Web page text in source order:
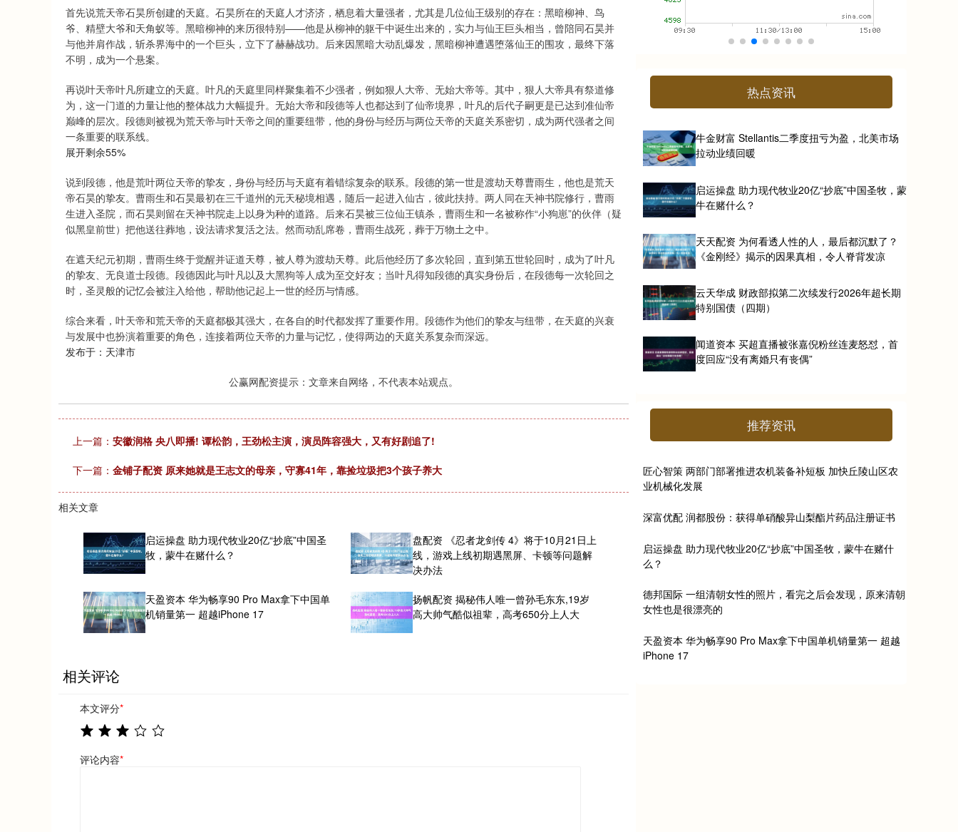
首先说荒天帝石昊所创建的天庭。石昊所在的天庭人才济济，栖息着大量强者，尤其是几位仙王级别的存在：黑暗柳神、鸟
爷、精壁大爷和天角蚁等。黑暗柳神的来历很特别——他是从柳神的躯干中诞生出来的，实力与仙王巨头相当，曾陪同石昊并
与他并肩作战，斩杀界海中的一个巨头，立下了赫赫战功。后来因黑暗大动乱爆发，黑暗柳神遭遇堕落仙王的围攻，最终下落
不明，成为一个悬案。
再说叶天帝叶凡所建立的天庭。叶凡的天庭里同样聚集着不少强者，例如狠人大帝、无始大帝等。其中，狠人大帝具有祭道修
为，这一门道的力量让他的整体战力大幅提升。无始大帝和段德等人也都达到了仙帝境界，叶凡的后代子嗣更是已达到准仙帝
巅峰的层次。段德则被视为荒天帝与叶天帝之间的重要纽带，他的身份与经历与两位天帝的天庭关系密切，成为两代强者之间
一条重要的联系线。
展开剩余55%
说到段德，他是荒叶两位天帝的挚友，身份与经历与天庭有着错综复杂的联系。段德的第一世是渡劫天尊曹雨生，他也是荒天
帝石昊的挚友。曹雨生和石昊最初在三千道州的元天秘境相遇，随后一起进入仙古，彼此扶持。两人同在天神书院修行，曹雨
生进入圣院，而石昊则留在天神书院走上以身为种的道路。后来石昊被三位仙王镇杀，曹雨生和一名被称作“小狗崽”的伙伴（疑
似黑皇前世）把他送往葬地，设法请求复活之法。然而动乱席卷，曹雨生战死，葬于万物土之中。
在遮天纪元初期，曹雨生终于觉醒并证道天尊，被人尊为渡劫天尊。此后他经历了多次轮回，直到第五世轮回时，成为了叶凡
的挚友、无良道士段德。段德因此与叶凡以及大黑狗等人成为至交好友；当叶凡得知段德的真实身份后，在段德每一次轮回之
时，圣灵般的记忆会被注入给他，帮助他记起上一世的经历与情感。
综合来看，叶天帝和荒天帝的天庭都极其强大，在各自的时代都发挥了重要作用。段德作为他们的挚友与纽带，在天庭的兴衰
与发展中也扮演着重要的角色，连接着两位天帝的力量与记忆，使得两边的天庭关系复杂而深远。
发布于：天津市
公赢网配资提示：文章来自网络，不代表本站观点。
上一篇： 安徽润格 央八即播! 谭松韵，王劲松主演，演员阵容强大，又有好剧追了!
下一篇： 金铺子配资 原来她就是王志文的母亲，守寡41年，靠捡垃圾把3个孩子养大
相关文章
启运操盘 助力现代牧业20亿“抄底”中国圣
牧，蒙牛在赌什么？
盘配资 《忍者龙剑传 4》将于10月21日上
线，游戏上线初期遇黑屏、卡顿等问题解
决办法
天盈资本 华为畅享90 Pro Max拿下中国单
机销量第一 超越iPhone 17
扬帆配资 揭秘伟人唯一曾孙毛东东,19岁
高大帅气酷似祖辈，高考650分上人大
相关评论
本文评分*
评论内容*
热点资讯
牛金财富 Stellantis二季度扭亏为盈，北美市场
拉动业绩回暖
启运操盘 助力现代牧业20亿“抄底”中国圣牧，蒙
牛在赌什么？
天天配资 为何看透人性的人，最后都沉默了？
《金刚经》揭示的因果真相，令人脊背发凉
云天华成 财政部拟第二次续发行2026年超长期
特别国债（四期）
闻道资本 买超直播被张嘉倪粉丝连麦怒怼，首
度回应“没有离婚只有丧偶”
推荐资讯
匠心智策 两部门部署推进农机装备补短板 加快丘陵山区农
业机械化发展
深富优配 润都股份：获得单硝酸异山梨酯片药品注册证书
启运操盘 助力现代牧业20亿“抄底”中国圣牧，蒙牛在赌什
么？
德邦国际 一组清朝女性的照片，看完之后会发现，原来清朝
女性也是很漂亮的
天盈资本 华为畅享90 Pro Max拿下中国单机销量第一 超越
iPhone 17